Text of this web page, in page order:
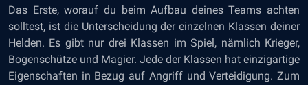
Das Erste, worauf du beim Aufbau deines Teams achten
solltest, ist die Unterscheidung der einzelnen Klassen deiner
Helden. Es gibt nur drei Klassen im Spiel, nämlich Krieger,
Bogenschütze und Magier. Jede der Klassen hat einzigartige
Eigenschaften in Bezug auf Angriff und Verteidigung. Zum